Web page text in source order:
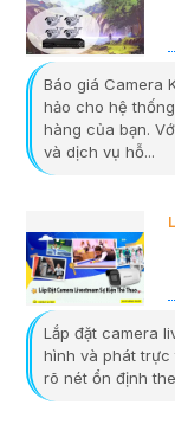
Báo giá Camera
hảo cho hệ
hàng của bạn.
và dịch vụ hỗ...
Lắp đặt camera
hình và phát trực
rõ nét ổn định